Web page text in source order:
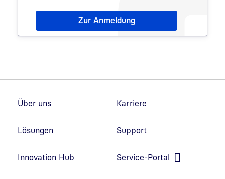
Hinweis: Dialog zur Newsletter-Anmeldung wurde
Zur Anmeldung
Über uns
Lösungen
Innovation Hub
Karriere
Support
Service-Portal